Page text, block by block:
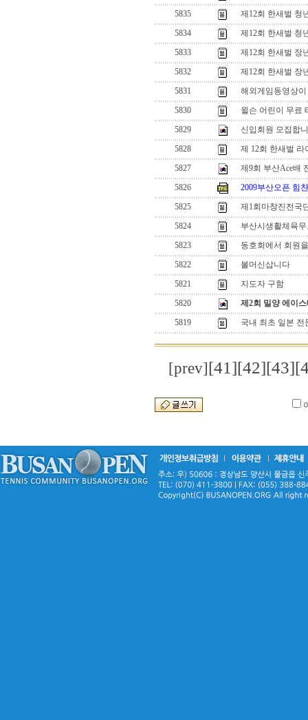
5835
제12회 한새벌 청
5834
제12회 한새벌 청
5833
제12회 한새벌 장
5832
제12회 한새벌 장
5831
해외게임동영상
5830
윌슨 어린이 무료
5829
신입회원 모집합
5828
제 12회 한새벌
5827
제9회 부산Ace배
5826
2009부산오픈 힘
5825
제1회마창진전국
5824
부산시생활체육
5823
동호회에서 회원
5822
볼머신삽니다
5821
지도자 구함
5820
제2회 밀양 에이
5819
국내 최초 일본
[prev][41][42][43]